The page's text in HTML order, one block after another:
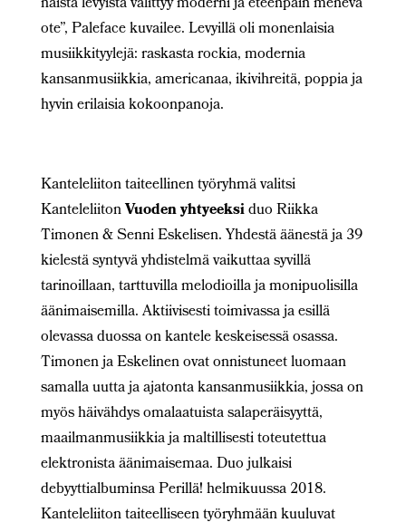
ote”, Paleface kuvailee. Levyillä oli monenlaisia
musiikkityylejä: raskasta rockia, modernia
kansanmusiikkia, americanaa, ikivihreitä, poppia ja
hyvin erilaisia kokoonpanoja.
Kanteleliiton taiteellinen työryhmä valitsi
KanteleliitonVuoden yhtyeeksiduo Riikka
Timonen & Senni Eskelisen.Yhdestä äänestä ja 39
kielestä syntyvä yhdistelmä vaikuttaa syvillä
tarinoillaan, tarttuvilla melodioilla ja monipuolisilla
äänimaisemilla. Aktiivisesti toimivassa ja esillä
olevassa duossa on kantele keskeisessä osassa.
Timonen ja Eskelinen ovat onnistuneet luomaan
samalla uutta ja ajatonta kansanmusiikkia, jossa on
myös häivähdys omalaatuista salaperäisyyttä,
maailmanmusiikkia ja maltillisesti toteutettua
elektronista äänimaisemaa. Duo julkaisi
debyyttialbuminsa Perillä! helmikuussa 2018.
Kanteleliiton taiteelliseen työryhmään kuuluvat